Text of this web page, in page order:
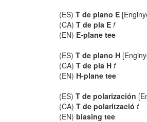
(ES)T de plano E
(CA)T de pla E f
(EN) E-plane tee
(ES)T de plano H
(CA)T de pla H f
(EN) H-plane tee
(ES)T de polarización
(CA)T de polarització f
(EN)biasing tee